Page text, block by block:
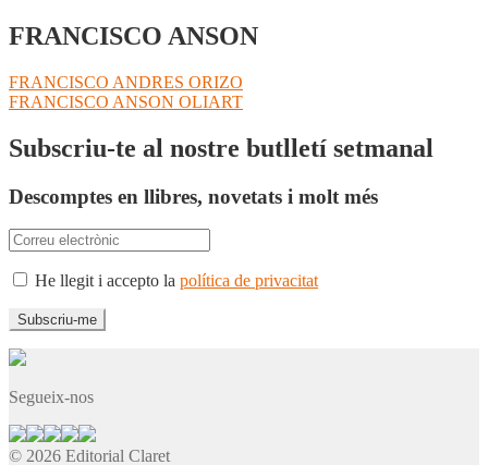
FRANCISCO ANSON
Navegació
d'entrades
Entrada
anterior:
FRANCISCO ANDRES ORIZO
Pròxima
FRANCISCO ANSON OLIART
Subscriu-te al nostre butlletí setmanal
Descomptes en llibres, novetats i molt més
He llegit i accepto la política de privacitat
Segueix-nos
© 2026 Editorial Claret